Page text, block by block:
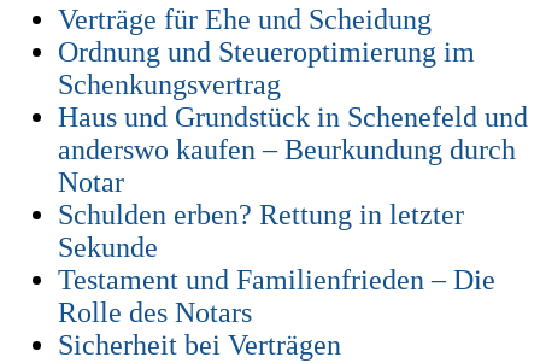
Verträge für Ehe und Scheidung
Ordnung und Steueroptimierung im
Schenkungsvertrag
Haus und Grundstück in Schenefeld und
anderswo kaufen – Beurkundung durch
Notar
Schulden erben? Rettung in letzter
Sekunde
Testament und Familienfrieden – Die
Rolle des Notars
Sicherheit bei Verträgen